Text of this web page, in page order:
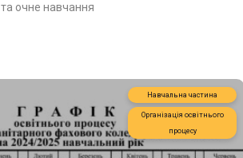
очне навчання
Навчальна частина
Організація освітнього
процесу